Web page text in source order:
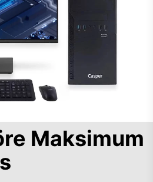
Maksimum